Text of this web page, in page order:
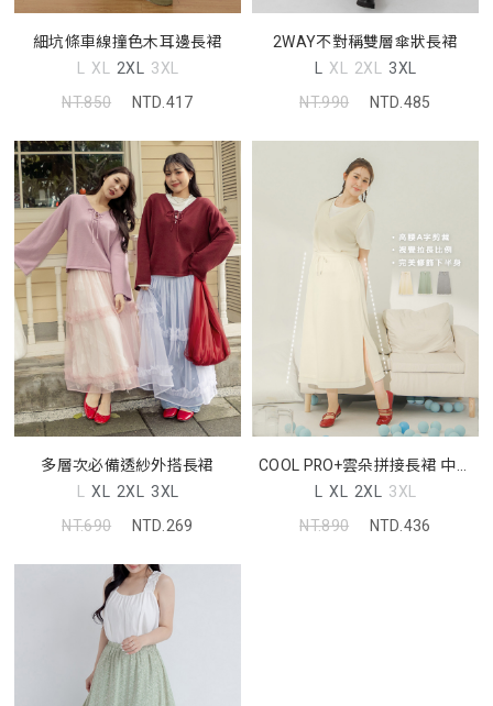
細坑條車線撞色木耳邊長裙
L XL 2XL 3XL
NT.850
NTD.417
2WAY不對稱雙層傘狀長裙
L XL 2XL 3XL
NT.990
NTD.485
多層次必備透紗外搭長裙
L XL 2XL 3XL
NT.690
NTD.269
COOL PRO+雲朵拼接長裙 中大
尺碼裙子
L XL 2XL 3XL
NT.890
NTD.436